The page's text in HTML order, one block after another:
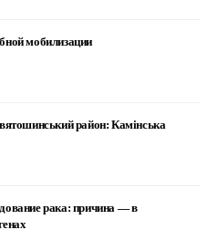
мобилизации
район: Камінська
рака: причина — в